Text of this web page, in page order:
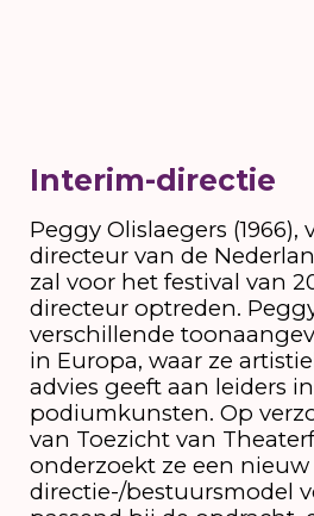
Interim-directie
Peggy Olislaegers (1966),
directeur van de
zal voor het festival van
directeur optreden.
verschillende
in Europa, waar ze
advies geeft aan leiders
podiumkunsten. Op
van Toezicht van
onderzoekt ze een nieuw
directie-/bestuursmodel